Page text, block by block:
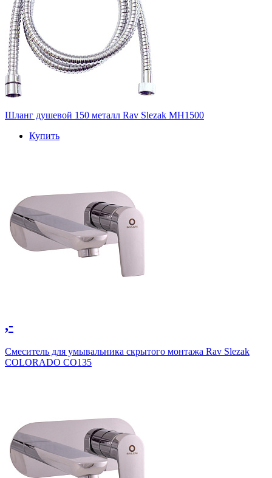
Шланг душевой 150 металл Rav Slezak MH1500
Купить
,-
Смеситель для умывальника скрытого монтажа Rav Slezak
COLORADO CO135